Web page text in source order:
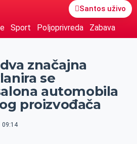
Santos uživo
Sport Poljoprivreda Zabava
značajna
se
automobila
proizvođača
09:14